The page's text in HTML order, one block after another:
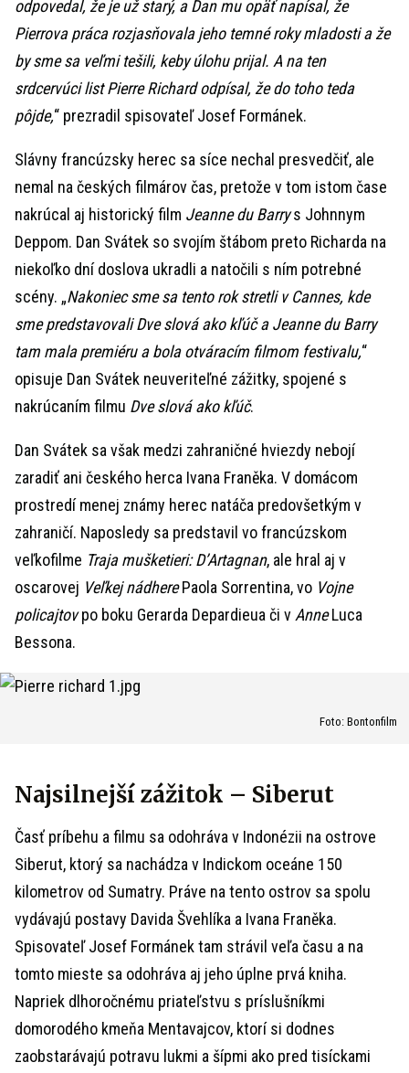
odpovedal, že je už starý, a Dan mu opäť napísal, že
Pierrova práca rozjasňovala jeho temné roky mladosti a že
by sme sa veľmi tešili, keby úlohu prijal. A na ten
srdcervúci list Pierre Richard odpísal, že do toho teda
pôjde,“ prezradil spisovateľ Josef Formánek.
Slávny francúzsky herec sa síce nechal presvedčiť, ale
nemal na českých filmárov čas, pretože v tom istom čase
nakrúcal aj historický film Jeanne du Barrys Johnnym
Deppom. Dan Svátek so svojím štábom preto Richarda na
niekoľko dní doslova ukradli a natočili s ním potrebné
scény. „Nakoniec sme sa tento rok stretli v Cannes, kde
sme predstavovali Dve slová ako kľúč a Jeanne du Barry
tam mala premiéru a bola otváracím filmom festivalu,“
opisuje Dan Svátek neuveriteľné zážitky, spojené s
nakrúcaním filmu Dve slová ako kľúč.
Dan Svátek sa však medzi zahraničné hviezdy nebojí
zaradiť ani českého herca Ivana Franěka. V domácom
prostredí menej známy herec natáča predovšetkým v
zahraničí. Naposledy sa predstavil vo francúzskom
veľkofilme Traja mušketieri: D’Artagnan, ale hral aj v
oscarovej Veľkej nádherePaola Sorrentina, vo Vojne
policajtovpo boku Gerarda Depardieua či v AnneLuca
Bessona.
Foto: Bontonfilm
Najsilnejší zážitok – Siberut
Časť príbehu a filmu sa odohráva v Indonézii na ostrove
Siberut, ktorý sa nachádza v Indickom oceáne 150
kilometrov od Sumatry. Práve na tento ostrov sa spolu
vydávajú postavy Davida Švehlíka a Ivana Franěka.
Spisovateľ Josef Formánek tam strávil veľa času a na
tomto mieste sa odohráva aj jeho úplne prvá kniha.
Napriek dlhoročnému priateľstvu s príslušníkmi
domorodého kmeňa Mentavajcov, ktorí si dodnes
zaobstarávajú potravu lukmi a šípmi ako pred tisíckami